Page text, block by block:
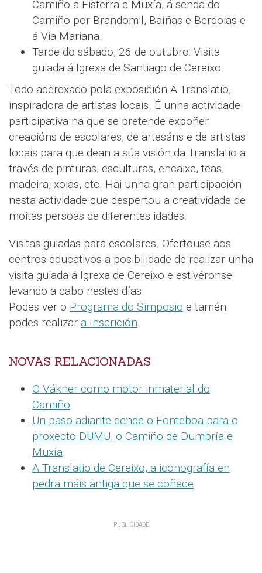
Camiño a Fisterra e Muxía, á senda do
Camiño por Brandomil, Baíñas e Berdoias e
á Via Mariana.
Tarde do sábado, 26 de outubro: Visita
guiada á Igrexa de Santiago de Cereixo.
Todo aderexado pola exposición A Translatio,
inspiradora de artistas locais. É unha actividade
participativa na que se pretende expoñer
creacións de escolares, de artesáns e de artistas
locais para que dean a súa visión da Translatio a
través de pinturas, esculturas, encaixe, teas,
madeira, xoias, etc. Hai unha gran participación
nesta actividade que despertou a creatividade de
moitas persoas de diferentes idades.
Visitas guiadas para escolares. Ofertouse aos
centros educativos a posibilidade de realizar unha
visita guiada á Igrexa de Cereixo e estivéronse
levando a cabo nestes días.
Podes ver o Programa do Simposio e tamén
podes realizar a Inscrición
NOVAS RELACIONADAS
O Vákner como motor inmaterial do
Camiño.
Un paso adiante dende o Fonteboa para o
proxecto DUMU, o Camiño de Dumbría e
Muxía.
A Translatio de Cereixo, a iconografía en
pedra máis antiga que se coñece.